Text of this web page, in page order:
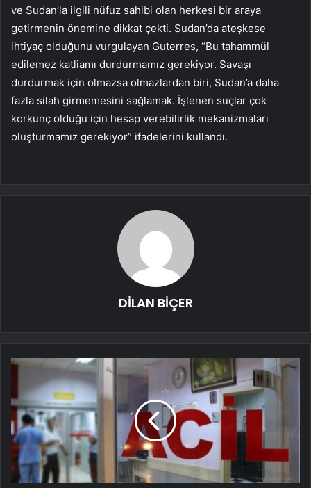
ve Sudan’la ilgili nüfuz sahibi olan herkesi bir araya
getirmenin önemine dikkat çekti. Sudan’da ateşkese
ihtiyaç olduğunu vurgulayan Guterres, “Bu tahammül
edilemez katliamı durdurmamız gerekiyor. Savaşı
durdurmak için olmazsa olmazlardan biri, Sudan’a daha
fazla silah girmemesini sağlamak. İşlenen suçlar çok
korkunç olduğu için hesap verebilirlik mekanizmaları
oluşturmamız gerekiyor” ifadelerini kullandı.
DİLAN BİÇER